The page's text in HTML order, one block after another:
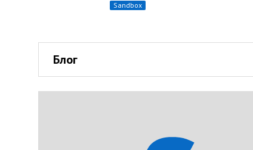
sandbox
Блог